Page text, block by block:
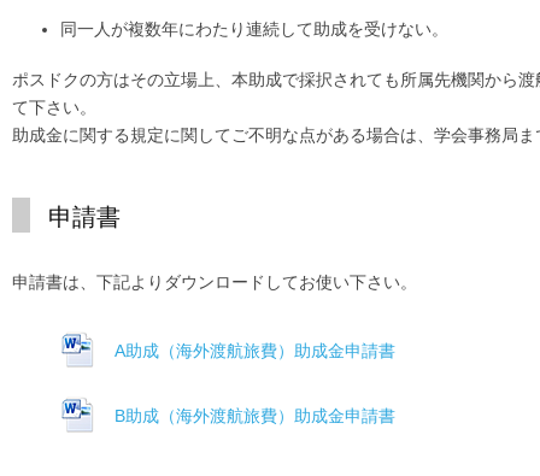
同一人が複数年にわたり連続して助成を受けない。
ポスドクの方はその立場上、本助成で採択されても所属先機関から
て下さい。
助成金に関する規定に関してご不明な点がある場合は、学会事務局
申請書
申請書は、下記よりダウンロードしてお使い下さい。
A助成（海外渡航旅費）助成金申請書
B助成（海外渡航旅費）助成金申請書